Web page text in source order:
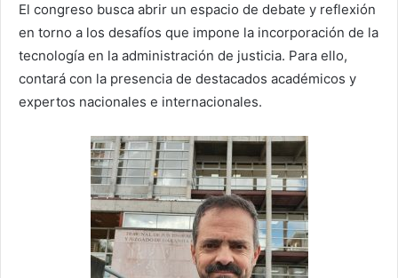
El congreso busca abrir un espacio de debate y reflexión
en torno a los desafíos que impone la incorporación de la
tecnología en la administración de justicia. Para ello,
contará con la presencia de destacados académicos y
expertos nacionales e internacionales.